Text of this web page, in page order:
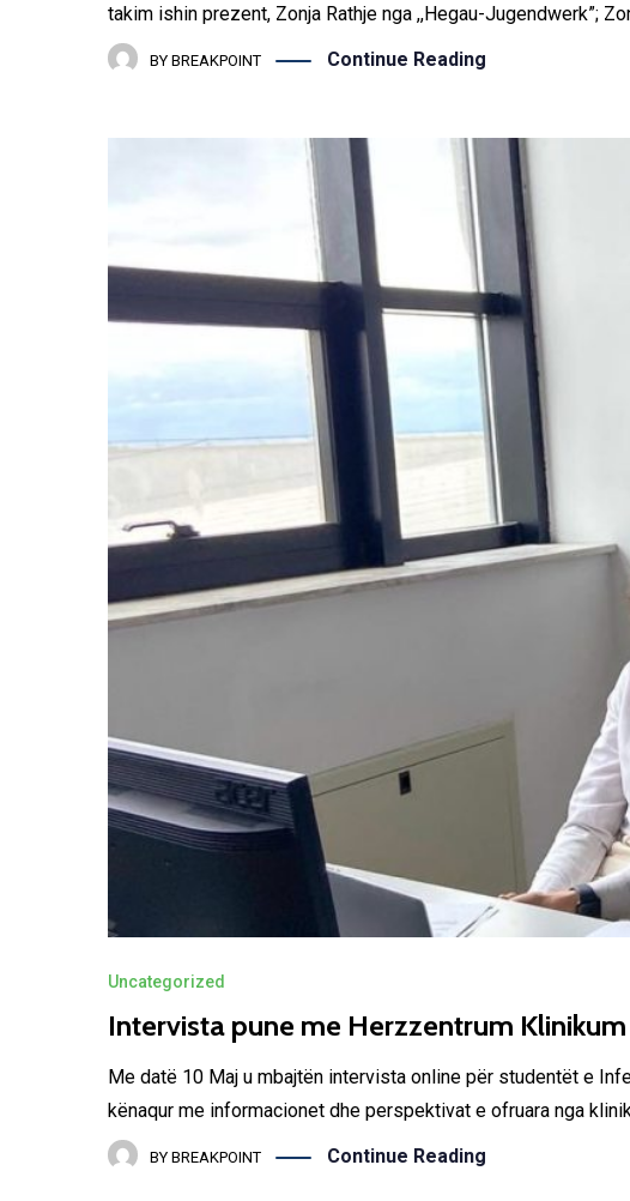
takim ishin prezent, Zonja Rathje nga ,,Hegau-Jugendwerk”;
BY BREAKPOINT Continue Reading
Uncategorized
Intervista pune me Herzzentrum
Me datë 10 Maj u mbajtën intervista online për studentët e
kënaqur me informacionet dhe perspektivat e ofruara nga
BY BREAKPOINT Continue Reading